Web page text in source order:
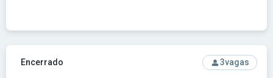
Ver concurso: CRT-ES - Conselho Regional dos Técnicos
Encerrado 3vagas